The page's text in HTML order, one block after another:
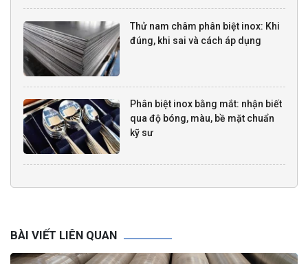
Thử nam châm phân biệt inox: Khi
đúng, khi sai và cách áp dụng
Phân biệt inox bằng mắt: nhận biết
qua độ bóng, màu, bề mặt chuẩn
kỹ sư
BÀI VIẾT LIÊN QUAN